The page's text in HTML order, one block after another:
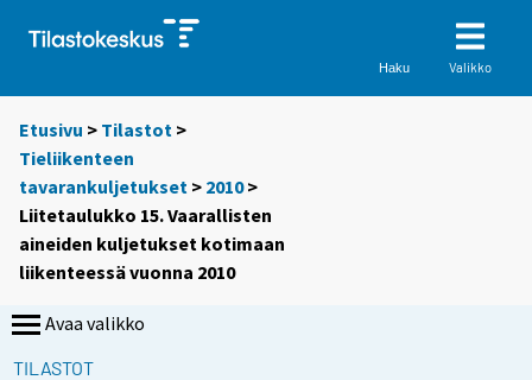
Haku Valikko
Etusivu > Tilastot >
Tieliikenteen
tavarankuljetukset > 2010>
Liitetaulukko 15. Vaarallisten
aineiden kuljetukset kotimaan
liikenteessä vuonna 2010
Avaa valikko
TILASTOT